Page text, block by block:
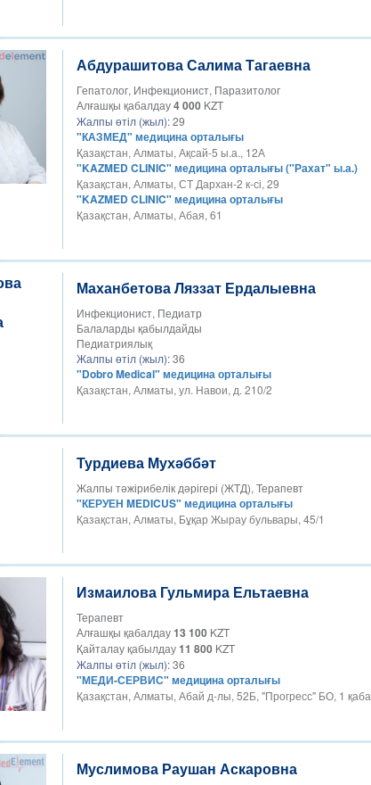
Абдурашитова Салима Тагаевна
Гепатолог, Инфекционист, Паразитолог
Алғашқы қабалдау4 000KZT
Жалпы өтіл (жыл):29
"КАЗМЕД" медицина орталығы
Қазақстан, Алматы, Ақсай-5 ы.а., 12А
"KAZMED CLINIC" медицина орталығы ("Рахат" ы.а.)
Қазақстан, Алматы, СТ Дархан-2 к-сі, 29
"KAZMED CLINIC" медицина орталығы
Қазақстан, Алматы, Абая, 61
Маханбетова Ляззат Ердалыевна
Инфекционист, Педиатр
Балаларды қабылдайды
Педиатриялық
Жалпы өтіл (жыл):36
"Dobro Medical" медицина орталығы
Қазақстан, Алматы, ул. Навои, д. 210/2
Турдиева Мухәббәт
Жалпы тәжірибелік дәрігері (ЖТД), Терапевт
"КЕРУЕН MEDICUS" медицина орталығы
Қазақстан, Алматы, Бұқар Жырау бульвары, 45/1
Измаилова Гульмира Ельтаевна
Терапевт
Алғашқы қабалдау13 100KZT
Қайталау қабылдау11 800KZT
Жалпы өтіл (жыл):36
"МЕДИ-СЕРВИС" медицина орталығы
Қазақстан, Алматы, Абай д-лы, 52Б, "Прогресс" БО, 1
Муслимова Раушан Аскаровна